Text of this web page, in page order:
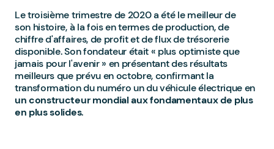
Le troisième trimestre de 2020 a été le meilleur de
son histoire, à la fois en termes de production, de
chiffre d'affaires, de profit et de flux de trésorerie
disponible. Son fondateur était « plus optimiste que
jamais pour l'avenir » en présentant des résultats
meilleurs que prévu en octobre, confirmant la
transformation du numéro un du véhicule électrique en
un constructeur mondial aux fondamentaux de plus
en plus solides.